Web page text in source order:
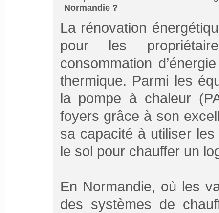
Normandie ?
La rénovation
pour les
consommation
thermique. Parmi les
la pompe à chaleur
foyers grâce à son
sa capacité à utiliser
le sol pour chauffer un
En Normandie, où les
des systèmes de